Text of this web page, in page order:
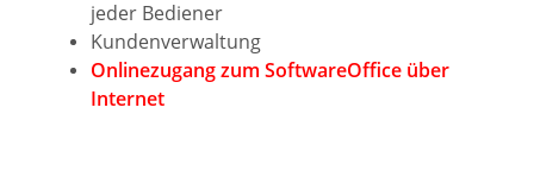
jeder Bediener
Kundenverwaltung
Onlinezugang zum SoftwareOffice über
Internet